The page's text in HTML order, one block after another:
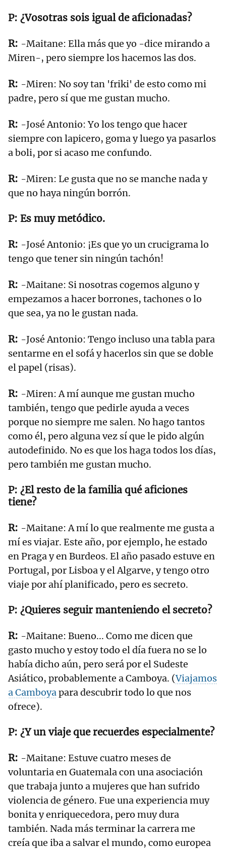
¿Vosotras sois igual de aficionadas?
-Maitane: Ella más que yo -dice mirando a
Miren-, pero siempre los hacemos las dos.
-Miren: No soy tan 'friki' de esto como mi
padre, pero sí que me gustan mucho.
-José Antonio: Yo los tengo que hacer
siempre con lapicero, goma y luego ya pasarlos
a boli, por si acaso me confundo.
-Miren: Le gusta que no se manche nada y
que no haya ningún borrón.
Es muy metódico.
-José Antonio: ¡Es que yo un crucigrama lo
tengo que tener sin ningún tachón!
-Maitane: Si nosotras cogemos alguno y
empezamos a hacer borrones, tachones o lo
que sea, ya no le gustan nada.
-José Antonio: Tengo incluso una tabla para
sentarme en el sofá y hacerlos sin que se doble
el papel (risas).
-Miren: A mí aunque me gustan mucho
también, tengo que pedirle ayuda a veces
porque no siempre me salen. No hago tantos
como él, pero alguna vez sí que le pido algún
autodefinido. No es que los haga todos los días,
pero también me gustan mucho.
¿El resto de la familia qué aficiones
tiene?
-Maitane: A mí lo que realmente me gusta a
mí es viajar. Este año, por ejemplo, he estado
en Praga y en Burdeos. El año pasado estuve en
Portugal, por Lisboa y el Algarve, y tengo otro
viaje por ahí planificado, pero es secreto.
¿Quieres seguir manteniendo el secreto?
-Maitane: Bueno... Como me dicen que
gasto mucho y estoy todo el día fuera no se lo
había dicho aún, pero será por el Sudeste
Asiático, probablemente a Camboya. (Viajamos
a Camboyapara descubrir todo lo que nos
ofrece).
¿Y un viaje que recuerdes especialmente?
-Maitane: Estuve cuatro meses de
voluntaria en Guatemala con una asociación
que trabaja junto a mujeres que han sufrido
violencia de género. Fue una experiencia muy
bonita y enriquecedora, pero muy dura
también. Nada más terminar la carrera me
creía que iba a salvar el mundo, como europea